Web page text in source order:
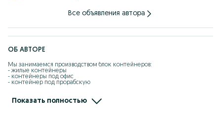
Все объявления автора
ОБ АВТОРЕ
Мы занимаемся производством блок контейнеров:
- жилые контейнеры
- контейнеры под офис
- контейнер под прорабскую
- бытовки
Показать полностью